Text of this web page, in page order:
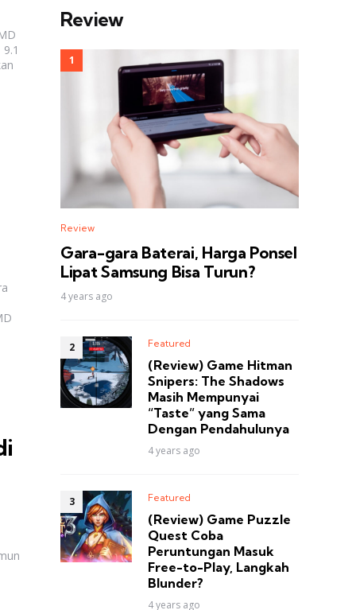
Review
Review
Gara-gara Baterai, Harga Ponsel
Lipat Samsung Bisa Turun?
4 years ago
Featured
(Review) Game Hitman
Snipers: The Shadows
Masih Mempunyai
“Taste” yang Sama
Dengan Pendahulunya
4 years ago
Featured
(Review) Game Puzzle
Quest Coba
Peruntungan Masuk
Free-to-Play, Langkah
Blunder?
4 years ago